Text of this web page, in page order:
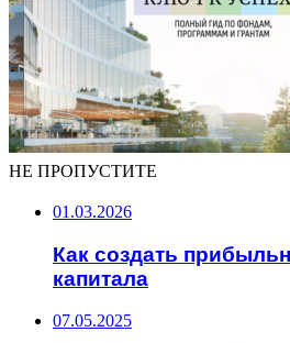
НЕ ПРОПУСТИТЕ
01.03.2026
Как создать
капитала
07.05.2025